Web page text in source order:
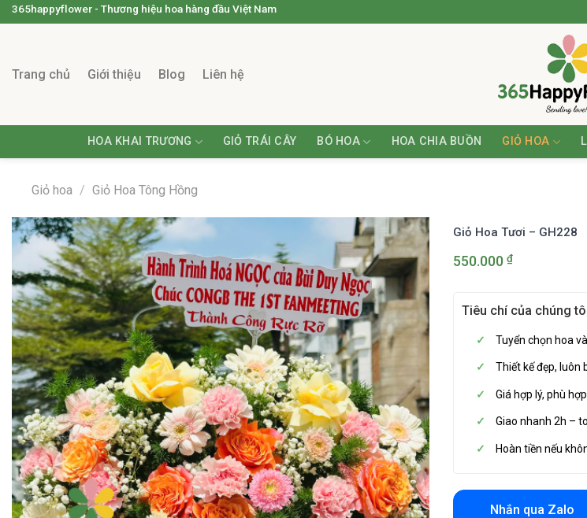
365happyflower - Thương hiệu hoa hàng đầu Việt Nam
Trang chủ Giới thiệu Blog Liên hệ
HOA KHAI TRƯƠNG GIỎ TRÁI CÂY BÓ HOA HOA CHIA BUỒN GIỎ HOA
Giỏ hoa / Giỏ Hoa Tông Hồng
Giỏ Hoa Tươi – GH228
550.000 ₫
Tiêu chí của chúng
Tuyển chọn hoa
Thiết kế đẹp, luôn
Giá hợp lý, phù
Giao nhanh 2h –
Hoàn tiền nếu
Nhắn qua Zalo